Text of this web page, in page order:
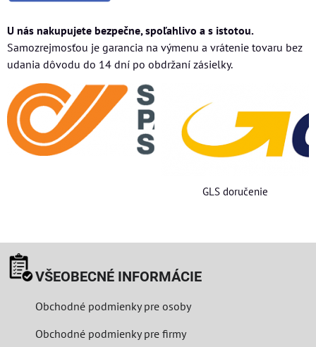
U nás nakupujete bezpečne, spoľahlivo a s istotou.
Samozrejmosťou je garancia na výmenu a vrátenie tovaru bez
udania dôvodu do 14 dní po obdržaní zásielky.
GLS doručenie
VŠEOBECNÉ INFORMÁCIE
Obchodné podmienky pre osoby
Obchodné podmienky pre firmy